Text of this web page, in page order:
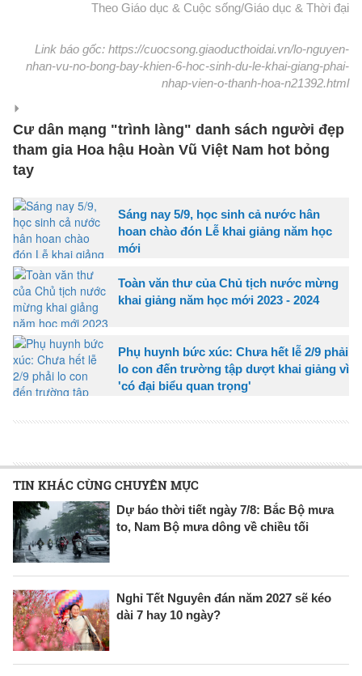
Theo Giáo dục & Cuộc sống/Giáo dục & Thời đại
Link báo gốc: https://cuocsong.giaoducthoidai.vn/lo-nguyen-
nhan-vu-no-bong-bay-khien-6-hoc-sinh-du-le-khai-giang-phai-
nhap-vien-o-thanh-hoa-n21392.html
Cư dân mạng "trình làng" danh sách người đẹp
tham gia Hoa hậu Hoàn Vũ Việt Nam hot bỏng
tay
Sáng nay 5/9, học sinh cả nước hân
hoan chào đón Lễ khai giảng năm học
mới
Toàn văn thư của Chủ tịch nước mừng
khai giảng năm học mới 2023 - 2024
Phụ huynh bức xúc: Chưa hết lễ 2/9 phải
lo con đến trường tập dượt khai giảng vì
'có đại biểu quan trọng'
TIN KHÁC CÙNG CHUYÊN MỤC
Dự báo thời tiết ngày 7/8: Bắc Bộ mưa
to, Nam Bộ mưa dông về chiều tối
Nghỉ Tết Nguyên đán năm 2027 sẽ kéo
dài 7 hay 10 ngày?